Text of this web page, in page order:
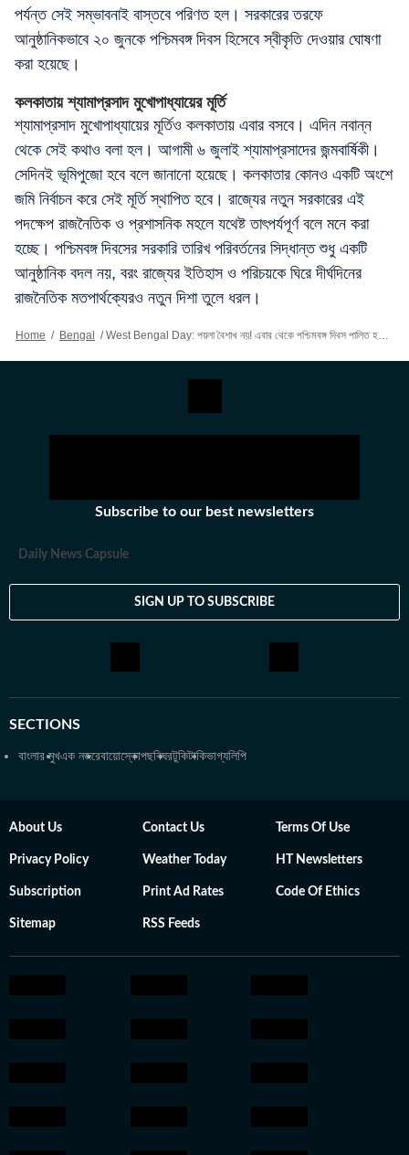
পর্যন্ত সেই সম্ভাবনাই বাস্তবে পরিণত হল। সরকারের তরফে
আনুষ্ঠানিকভাবে ২০ জুনকে পশ্চিমবঙ্গ দিবস হিসেবে স্বীকৃতি দেওয়ার ঘোষণা
করা হয়েছে।
কলকাতায় শ্যামাপ্রসাদ মুখোপাধ্যায়ের মূর্তি
শ্যামাপ্রসাদ মুখোপাধ্যায়ের মূর্তিও কলকাতায় এবার বসবে। এদিন নবান্ন
থেকে সেই কথাও বলা হল। আগামী ৬ জুলাই শ্যামাপ্রসাদের জন্মবার্ষিকী।
সেদিনই ভূমিপুজো হবে বলে জানানো হয়েছে। কলকাতার কোনও একটি অংশে
জমি নির্বাচন করে সেই মূর্তি স্থাপিত হবে। রাজ্যের নতুন সরকারের এই
পদক্ষেপ রাজনৈতিক ও প্রশাসনিক মহলে যথেষ্ট তাৎপর্যপূর্ণ বলে মনে করা
হচ্ছে। পশ্চিমবঙ্গ দিবসের সরকারি তারিখ পরিবর্তনের সিদ্ধান্ত শুধু একটি
আনুষ্ঠানিক বদল নয়, বরং রাজ্যের ইতিহাস ও পরিচয়কে ঘিরে দীর্ঘদিনের
রাজনৈতিক মতপার্থক্যেরও নতুন দিশা তুলে ধরল।
Home / Bengal / West Bengal Day: পয়লা বৈশাখ নয়! এবার থেকে পশ্চিমবঙ্গ দিবস পালিত হবে ২০ জুন, বড় ঘোষণা নবান্নের
Subscribe to our best newsletters
Daily News Capsule
SIGN UP TO SUBSCRIBE
SECTIONS
বাংলার মুখএক নজরেবায়োস্কোপছবিঘরটুকিটাকিভাগ্যলিপি
About Us Contact Us Terms Of Use
Privacy Policy Weather Today HT Newsletters
Subscription Print Ad Rates Code Of Ethics
Sitemap RSS Feeds